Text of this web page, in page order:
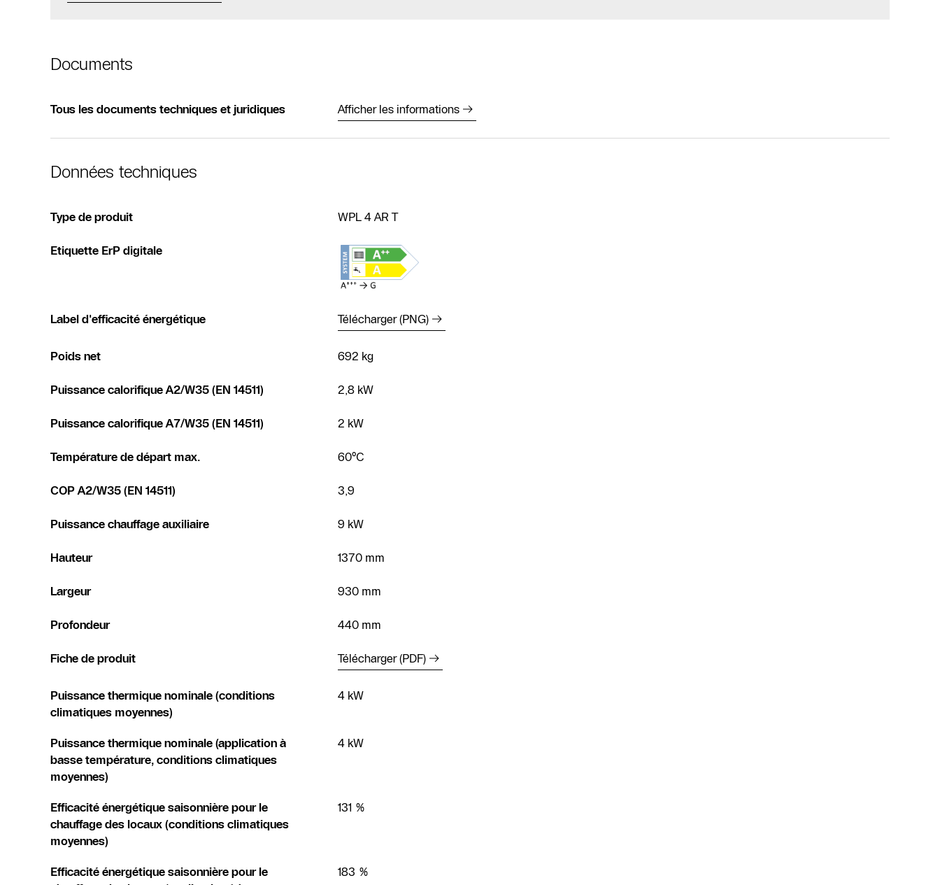
Documents
Tous les documents techniques et juridiques Afficher les informations
Données techniques
Type de produit WPL 4 AR T
Etiquette ErP digitale
Label d'efficacité énergétique Télécharger (PNG)
Poids net 692 kg
Puissance calorifique A2/W35 (EN 14511) 2,8 kW
Puissance calorifique A7/W35 (EN 14511) 2 kW
Température de départ max. 60°C
COP A2/W35 (EN 14511) 3,9
Puissance chauffage auxiliaire 9 kW
Hauteur 1370 mm
Largeur 930 mm
Profondeur 440 mm
Fiche de produit Télécharger (PDF)
Puissance thermique nominale (conditions
climatiques moyennes)
4 kW
Puissance thermique nominale (application à
basse température, conditions climatiques
moyennes)
4 kW
Efficacité énergétique saisonnière pour le
chauffage des locaux (conditions climatiques
moyennes)
131 %
Efficacité énergétique saisonnière pour le
183 %